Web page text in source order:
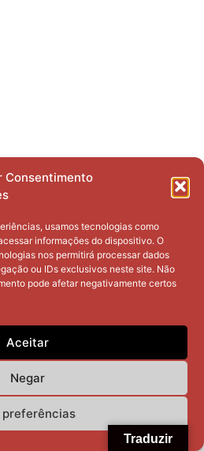
Consentimento
usamos tecnologias como
informações do dispositivo. O
nos permitirá processar dados
ou IDs exclusivos neste site. Não
pode afetar negativamente certos
Aceitar
Negar
preferências
Traduzir